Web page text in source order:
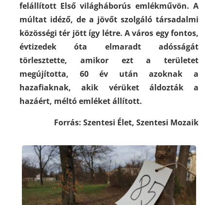
felállított Első világháborús emlékművön. A
múltat idéző, de a jövőt szolgáló társadalmi
közösségi tér jött így létre. A város egy fontos,
évtizedek óta elmaradt adósságát
törlesztette, amikor ezt a területet
megújította, 60 év után azoknak a
hazafiaknak, akik vérüket áldozták a
hazáért, méltó emléket állított.
Forrás: Szentesi Élet, Szentesi Mozaik